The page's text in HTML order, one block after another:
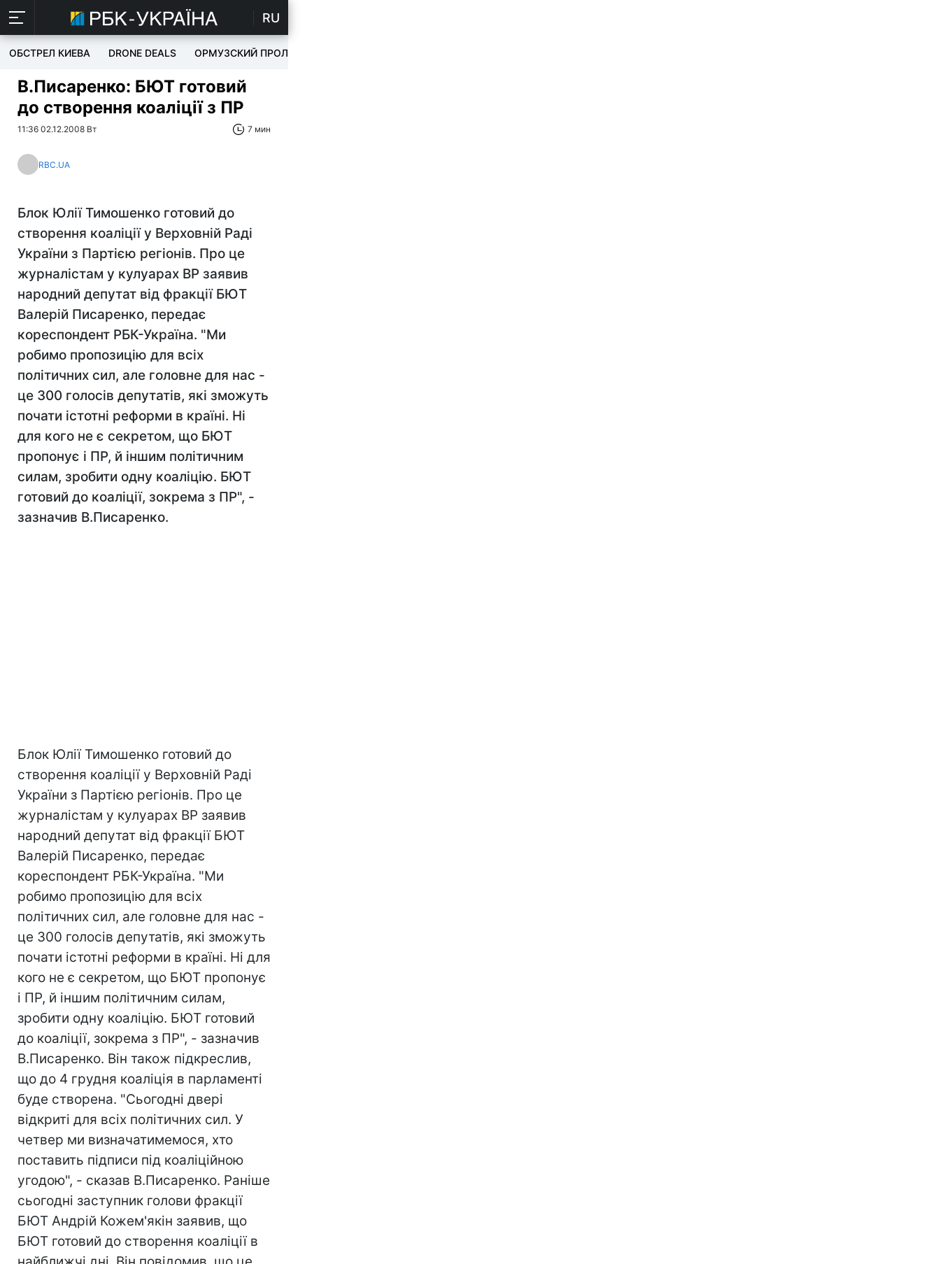
RU
ОБСТРЕЛ КИЕВА DRONE DEALS ОРМУЗСКИЙ ПРОЛИВ
В.Писаренко: БЮТ готовий
до створення коаліції з ПР
11:36 02.12.2008 Вт 7 мин
RBC.UA
Блок Юлії Тимошенко готовий до
створення коаліції у Верховній Раді
України з Партією регіонів. Про це
журналістам у кулуарах ВР заявив
народний депутат від фракції БЮТ
Валерій Писаренко, передає
кореспондент РБК-Україна. "Ми
робимо пропозицію для всіх
політичних сил, але головне для нас -
це 300 голосів депутатів, які зможуть
почати істотні реформи в країні. Ні
для кого не є секретом, що БЮТ
пропонує і ПР, й іншим політичним
силам, зробити одну коаліцію. БЮТ
готовий до коаліції, зокрема з ПР", -
зазначив В.Писаренко.
Блок Юлії Тимошенко готовий до
створення коаліції у Верховній Раді
України з Партією регіонів. Про це
журналістам у кулуарах ВР заявив
народний депутат від фракції БЮТ
Валерій Писаренко, передає
кореспондент РБК-Україна. "Ми
робимо пропозицію для всіх
політичних сил, але головне для нас -
це 300 голосів депутатів, які зможуть
почати істотні реформи в країні. Ні для
кого не є секретом, що БЮТ пропонує
і ПР, й іншим політичним силам,
зробити одну коаліцію. БЮТ готовий
до коаліції, зокрема з ПР", - зазначив
В.Писаренко. Він також підкреслив,
що до 4 грудня коаліція в парламенті
буде створена. "Сьогодні двері
відкриті для всіх політичних сил. У
четвер ми визначатимемося, хто
поставить підписи під коаліційною
угодою", - сказав В.Писаренко. Раніше
сьогодні заступник голови фракції
БЮТ Андрій Кожем'якін заявив, що
БЮТ готовий до створення коаліції в